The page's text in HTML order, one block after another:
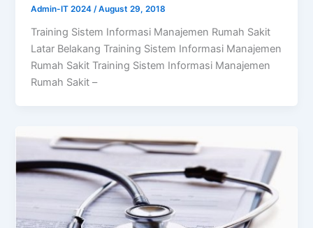
Admin-IT 2024/August 29, 2018
Training Sistem Informasi Manajemen Rumah Sakit
Latar Belakang Training Sistem Informasi Manajemen
Rumah Sakit Training Sistem Informasi Manajemen
Rumah Sakit –